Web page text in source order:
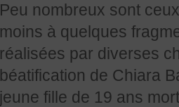
Peu nombreux sont
moins à quelques
réalisées par diverses
béatification de Chiara
jeune fille de 19 ans